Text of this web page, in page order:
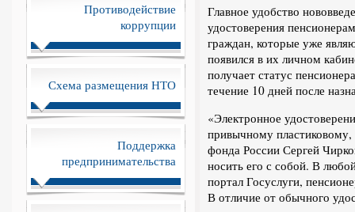
Противодействие
коррупции
Схема размещения НТО
Поддержка
предпринимательства
Главное удобство
удостоверения
граждан, которые уже
появился в их личном
получает статус
течение 10 дней после
«Электронное
привычному пластиковому,
фонда России Сергей
носить его с собой. В
портал Госуслуги,
В отличие от обычного